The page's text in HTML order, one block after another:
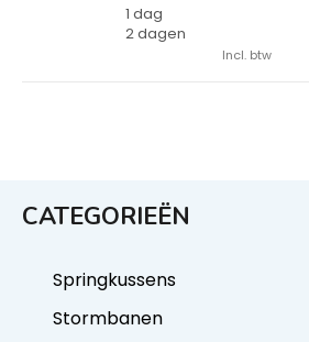
1 dag
2 dagen
Incl. btw
CATEGORIEËN
Springkussens
Stormbanen